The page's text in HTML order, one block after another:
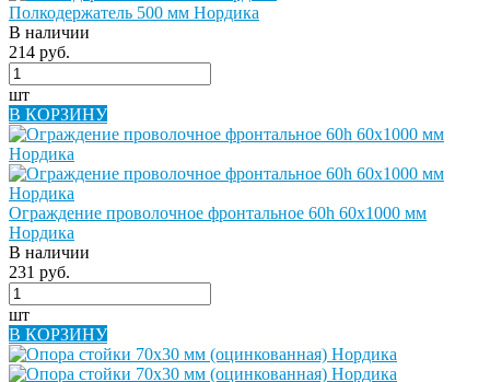
Полкодержатель 500 мм Нордика
В наличии
214 руб.
шт
В КОРЗИНУ
Ограждение проволочное фронтальное 60h 60х1000 мм
Нордика
В наличии
231 руб.
шт
В КОРЗИНУ